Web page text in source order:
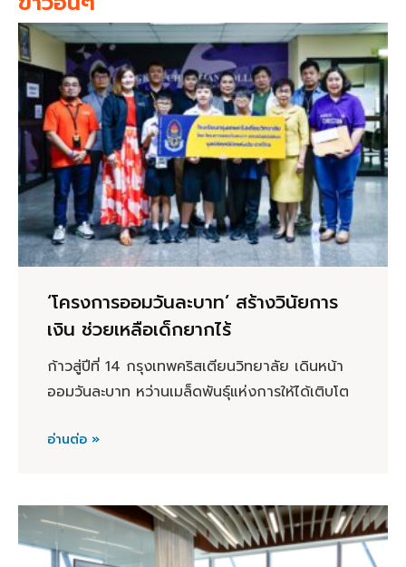
‘โครงการออมวันละบาท’ สร้างวินัยการ
เงิน ช่วยเหลือเด็กยากไร้
ก้าวสู่ปีที่ 14 กรุงเทพคริสเตียนวิทยาลัย เดินหน้า
ออมวันละบาท หว่านเมล็ดพันธุ์แห่งการให้ได้เติบโต
อ่านต่อ »